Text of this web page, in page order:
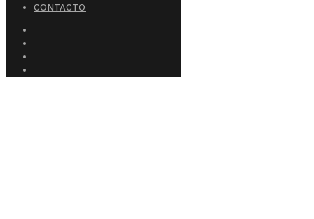
CONTACTO